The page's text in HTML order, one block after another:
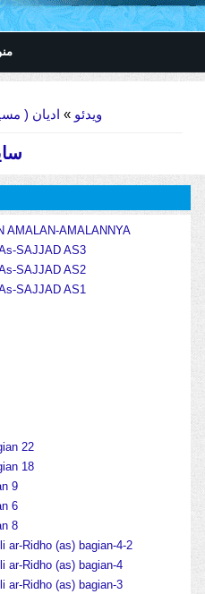
ویدئو » ادیان (
AMALAN-AMALANNYA
SAJJAD AS3
SAJJAD AS2
SAJJAD AS1
22
18
9
6
8
ar-Ridho (as) bagian-4-2
ar-Ridho (as) bagian-4
ar-Ridho (as) bagian-3